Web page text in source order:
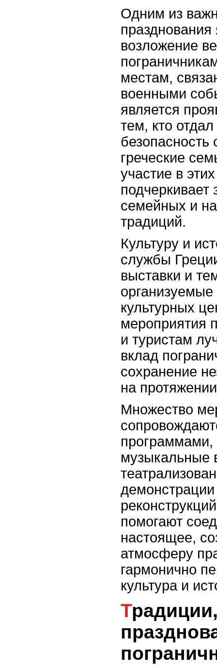
Одним из
празднования
возложение
местам,
военными
является
тем, кто
греческие
участие в
подчеркивает
семейных и
традиций.
Культуру и
службы
выставки и
культурных
мероприятия
и туристам
вклад
сохранение
на
Множество
программами,
музыкальные
демонстрации
помогают
настоящее,
атмосферу
гармонично
культура и
Традиции, связанные с